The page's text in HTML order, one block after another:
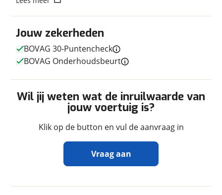
Afmetingen en gewicht
Lengte
6,36 m
Maximaal toelaatbaar
gewicht
3.500 kg
Stahoogte
190 cm
Jouw zekerheden
BOVAG 30-Puntencheck
BOVAG Onderhoudsbeurt
Wil jij weten wat de inruilwaarde van
jouw voertuig is?
Klik op de button en vul de aanvraag in
Vraag aan
Ontvang gratis jouw